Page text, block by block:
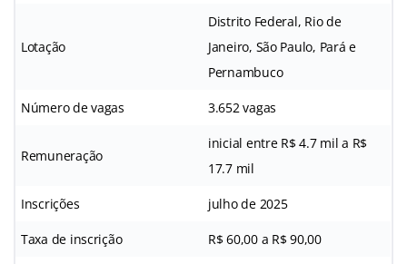
Lotação
Distrito Federal, Rio de
Janeiro, São Paulo, Pará e
Pernambuco
Número de vagas 3.652 vagas
Remuneração
inicial entre R$ 4.7 mil a R$
17.7 mil
Inscrições julho de 2025
Taxa de inscrição R$ 60,00 a R$ 90,00